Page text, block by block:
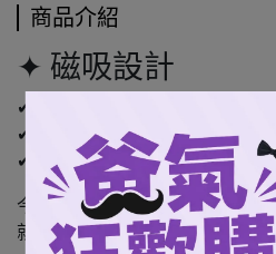
商品介紹
✦ 磁吸設計
✔ 可吸附於金屬面
✔ 可拆卸擺放
✔ 房間／書桌／床邊皆適用
今天想靠近誰，
就把她放在身邊。